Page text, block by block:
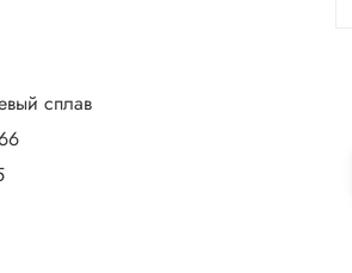
сплав